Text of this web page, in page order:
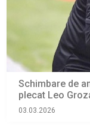
Schimbare de
plecat Leo
03.03.2026